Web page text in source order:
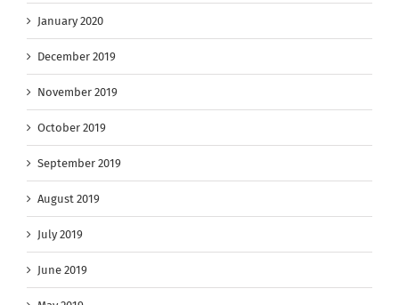
January 2020
December 2019
November 2019
October 2019
September 2019
August 2019
July 2019
June 2019